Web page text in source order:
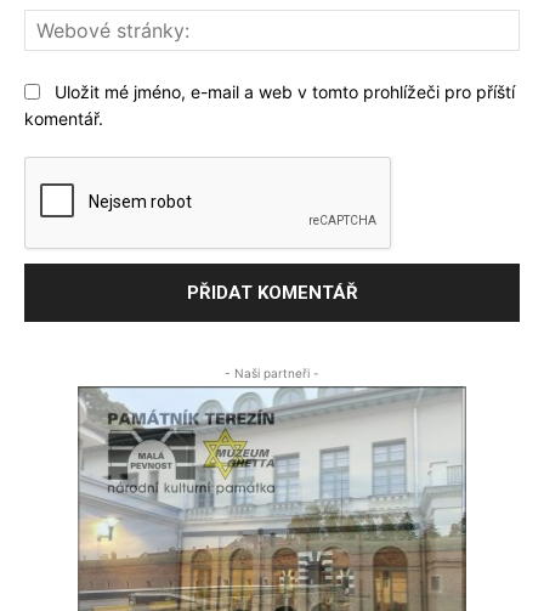
Uložit mé jméno, e-mail a web v tomto prohlížeči pro příští
komentář.
- Naši partneři -